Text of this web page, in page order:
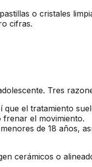
o cristales
cifras.
Tres
el tratamiento
el movimiento.
de 18 años,
cerámicos o